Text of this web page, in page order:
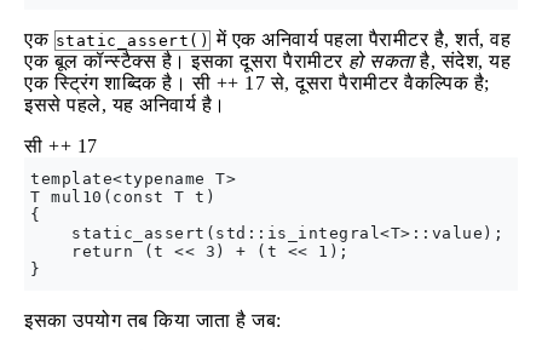
एक static_assert() में एक अनिवार्य पहला पैरामीटर है, शर्त, वह
एक बूल कॉन्स्टैक्स है। इसका दूसरा पैरामीटर हो सकताहै, संदेश, यह
एक स्ट्रिंग शाब्दिक है। सी ++ 17 से, दूसरा पैरामीटर वैकल्पिक है;
इससे पहले, यह अनिवार्य है।
सी ++ 17
template<typename T>
T mul10(const T t)
{
    static_assert(std::is_integral<T>::value);
    return (t << 3) + (t << 1);
इसका उपयोग तब किया जाता है जब: